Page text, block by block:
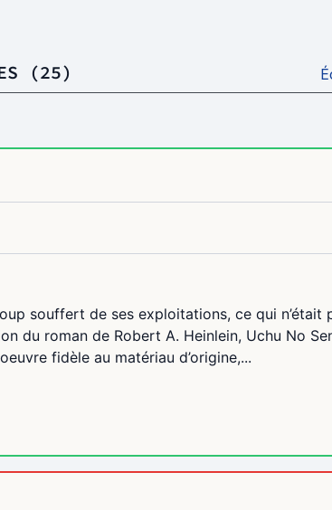
(25)
souffert de ses exploitations, ce qui n’était
du roman de Robert A. Heinlein, Uchu No
fidèle au matériau d’origine,...